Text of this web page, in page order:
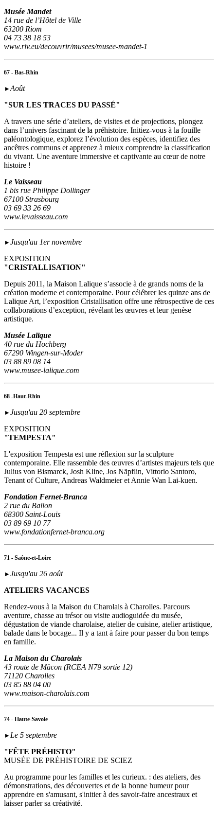
Musée Mandet
14 rue de l’Hôtel de Ville
63200 Riom
04 73 38 18 53
www.rlv.eu/decouvrir/musees/musee-mandet-1
67 - Bas-Rhin
►Août
"SUR LES TRACES DU PASSÉ"
A travers une série d’ateliers, de visites et de projections, plongez
dans l’univers fascinant de la préhistoire. Initiez-vous à la fouille
paléontologique, explorez l’évolution des espèces, identifiez des
ancêtres communs et apprenez à mieux comprendre la classification
du vivant. Une aventure immersive et captivante au cœur de notre
histoire !
Le Vaisseau
1 bis rue Philippe Dollinger
67100 Strasbourg
03 69 33 26 69
www.levaisseau.com
► Jusqu'au 1er novembre
EXPOSITION
"CRISTALLISATION"
Depuis 2011, la Maison Lalique s’associe à de grands noms de la
création moderne et contemporaine. Pour célébrer les quinze ans de
Lalique Art, l’exposition Cristallisation offre une rétrospective de ces
collaborations d’exception, révélant les œuvres et leur genèse
artistique.
Musée Lalique
40 rue du Hochberg
67290 Wingen-sur-Moder
03 88 89 08 14
www.musee-lalique.com
68 -Haut-Rhin
► Jusqu'au 20 septembre
EXPOSITION
"TEMPESTA"
L'exposition Tempesta est une réflexion sur la sculpture
contemporaine. Elle rassemble des œuvres d’artistes majeurs tels que
Julius von Bismarck, Josh Kline, Jos Näpflin, Vittorio Santoro,
Tenant of Culture, Andreas Waldmeier et Annie Wan Lai-kuen.
Fondation Fernet-Branca
2 rue du Ballon
68300 Saint-Louis
03 89 69 10 77
www.fondationfernet-branca.org
71 - Saône-et-Loire
► Jusqu'au 26 août
ATELIERS VACANCES
Rendez-vous à la Maison du Charolais à Charolles. Parcours
aventure, chasse au trésor ou visite audioguidée du musée,
dégustation de viande charolaise, atelier de cuisine, atelier artistique,
balade dans le bocage... Il y a tant à faire pour passer du bon temps
en famille.
La Maison du Charolais
43 route de Mâcon (RCEA N79 sortie 12)
71120 Charolles
03 85 88 04 00
www.maison-charolais.com
74 - Haute-Savoie
► Le 5 septembre
"FÊTE PRÉHISTO"
MUSÉE DE PRÉHISTOIRE DE SCIEZ
Au programme pour les familles et les curieux. : des ateliers, des
démonstrations, des découvertes et de la bonne humeur pour
apprendre en s'amusant, s'initier à des savoir-faire ancestraux et
laisser parler sa créativité.